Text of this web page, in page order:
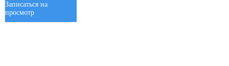
Записаться на
просмотр